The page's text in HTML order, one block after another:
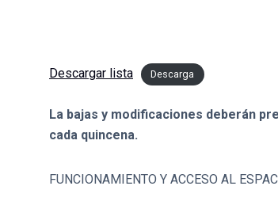
Descargar lista Descarga
La bajas y modificaciones deberán
cada quincena.
FUNCIONAMIENTO Y ACCESO AL